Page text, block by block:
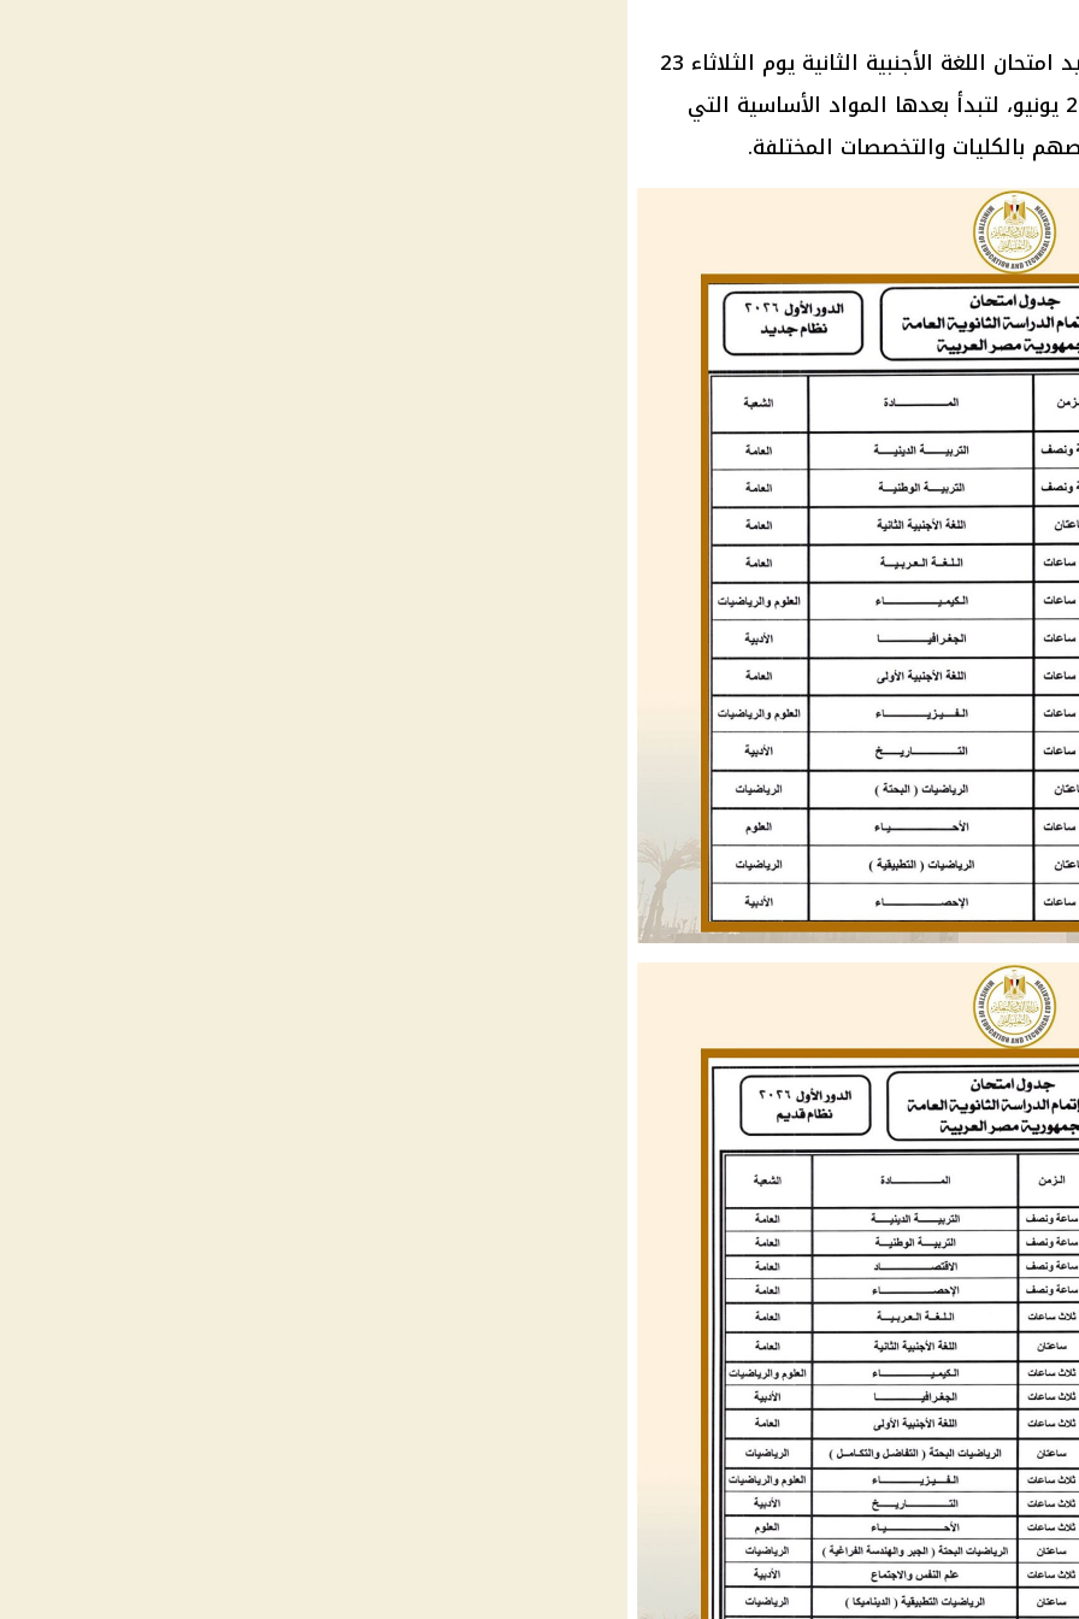
امتحان اللغة الأجنبية الثانية يوم الثلاثاء 23
يونيو، ثم اللغة العربية يوم الأحد 28 يونيو، لتبدأ بعدها المواد الأساسية التي
بالكليات والتخصصات المختلفة.